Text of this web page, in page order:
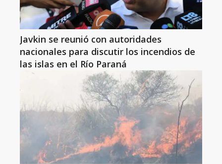
Javkin se reunió con autoridades
nacionales para discutir los incendios de
las islas en el Río Paraná